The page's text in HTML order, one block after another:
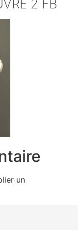
2 FB
un